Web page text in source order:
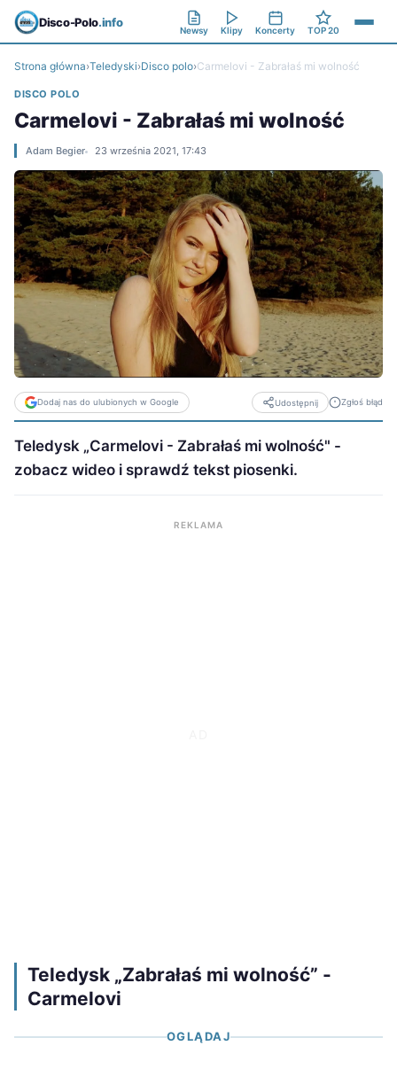
Disco-Polo.info
Newsy Klipy Koncerty TOP 20
Strona główna›Teledyski›Disco polo›Carmelovi - Zabrałaś mi wolność
DISCO POLO
Carmelovi - Zabrałaś mi wolność
Adam Begier 23 września 2021, 17:43
Dodaj nas do ulubionych w Google Udostępnij Zgłoś błąd
Teledysk „Carmelovi - Zabrałaś mi wolność" -
zobacz wideo i sprawdź tekst piosenki.
REKLAMA
Teledysk „Zabrałaś mi wolność” -
Carmelovi
OGLĄDAJ